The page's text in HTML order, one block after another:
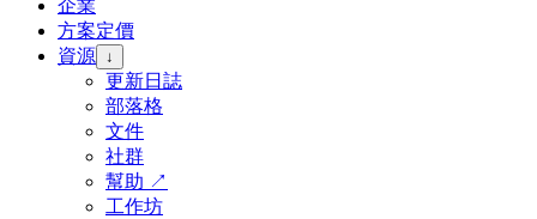
企業
方案定價
資源 ↓
更新日誌
部落格
文件
社群
幫助 ↗
工作坊